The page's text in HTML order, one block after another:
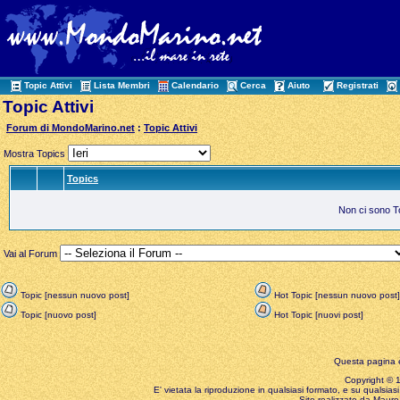
Topic Attivi Lista Membri Calendario Cerca Aiuto Registrati
Topic Attivi
Forum di MondoMarino.net :Topic Attivi
Mostra Topics
Topics
Non ci sono
Vai al Forum
Topic [nessun nuovo post]
Hot Topic [nessun nuovo post]
Topic [nuovo post]
Hot Topic [nuovi post]
Questa pagina
Copyright ©
E' vietata la riproduzione in qualsiasi formato, e su